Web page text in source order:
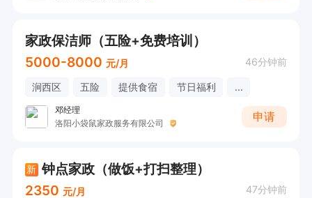
家政保洁师（五险+免费培训）
5000-8000 元/月 46分钟前
涧西区 五险 提供食宿 节日福利 ...
邓经理
洛阳小袋鼠家政服务有限公司
申请
新 钟点家政（做饭+打扫整理）
2350 元/月 47分钟前